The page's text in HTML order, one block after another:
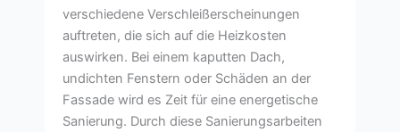
verschiedene Verschleißerscheinungen
auftreten, die sich auf die Heizkosten
auswirken. Bei einem kaputten Dach,
undichten Fenstern oder Schäden an der
Fassade wird es Zeit für eine energetische
Sanierung. Durch diese Sanierungsarbeiten